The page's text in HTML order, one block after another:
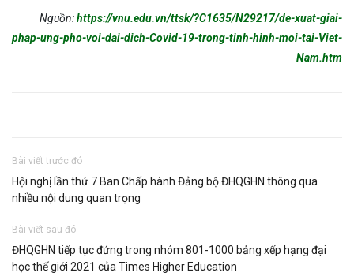
Nguồn:https://vnu.edu.vn/ttsk/?C1635/N29217/de-xuat-giai-
phap-ung-pho-voi-dai-dich-Covid-19-trong-tinh-hinh-moi-tai-Viet-
Nam.htm
Bài viết trước đó
Hội nghị lần thứ 7 Ban Chấp hành Đảng bộ ĐHQGHN thông qua
nhiều nội dung quan trọng
Bài viết sau đó
ĐHQGHN tiếp tục đứng trong nhóm 801-1000 bảng xếp hạng đại
học thế giới 2021 của Times Higher Education